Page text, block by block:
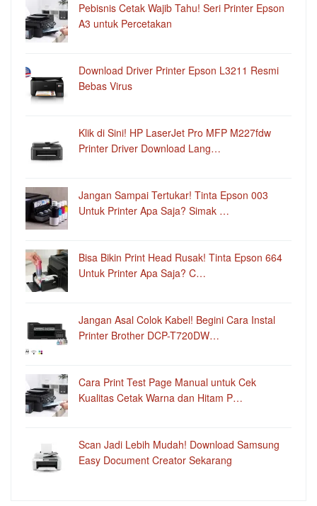
Pebisnis Cetak Wajib Tahu! Seri Printer Epson
A3 untuk Percetakan
Download Driver Printer Epson L3211 Resmi
Bebas Virus
Klik di Sini! HP LaserJet Pro MFP M227fdw
Printer Driver Download Lang…
Jangan Sampai Tertukar! Tinta Epson 003
Untuk Printer Apa Saja? Simak …
Bisa Bikin Print Head Rusak! Tinta Epson 664
Untuk Printer Apa Saja? C…
Jangan Asal Colok Kabel! Begini Cara Instal
Printer Brother DCP-T720DW…
Cara Print Test Page Manual untuk Cek
Kualitas Cetak Warna dan Hitam P…
Scan Jadi Lebih Mudah! Download Samsung
Easy Document Creator Sekarang